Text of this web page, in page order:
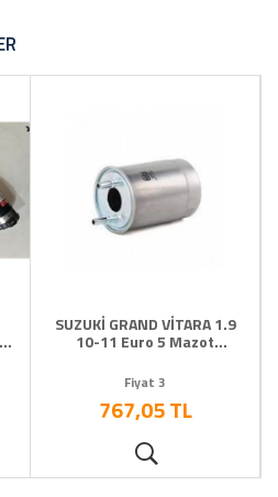
SUZUKİ GRAND VİTARA 1.9
10-11 Euro 5 Mazot
Fiyat 3
767,05 TL